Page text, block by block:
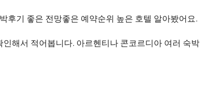
후기 좋은 전망좋은 예약순위 높은 호텔 알아봤어요.
해서 적어봅니다. 아르헨티나 콘코르디아 여러 숙박